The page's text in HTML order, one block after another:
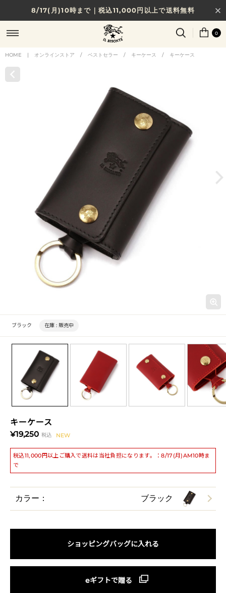
8/17(月)10時まで｜税込11,000円以上で送料無料
贈る相手やシーンから選べる、新しいギフトガイド
NEW IN｜COLOR LEATHER
0
HOME | オンラインストア / ベストセラー / キーケース / キーケース
キーケース
¥19,250 税込 NEW
税込11,000円以上ご購入で送料は当社負担になります。：8/17(月)AM10時ま
で
ブラック 在庫 : 販売中
カラー： ブラック
ショッピングバッグに入れる